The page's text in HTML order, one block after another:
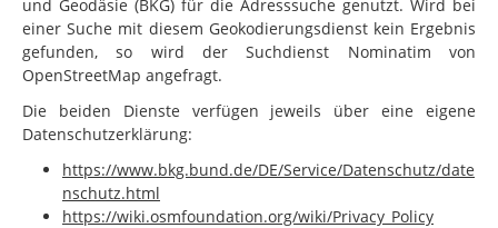
und Geodäsie (BKG) für die Adresssuche genutzt. Wird bei
einer Suche mit diesem Geokodierungsdienst kein Ergebnis
gefunden, so wird der Suchdienst Nominatim von
OpenStreetMap angefragt.
Die beiden Dienste verfügen jeweils über eine eigene
Datenschutzerklärung:
https://www.bkg.bund.de/DE/Service/Datenschutz/date
nschutz.html
https://wiki.osmfoundation.org/wiki/Privacy_Policy